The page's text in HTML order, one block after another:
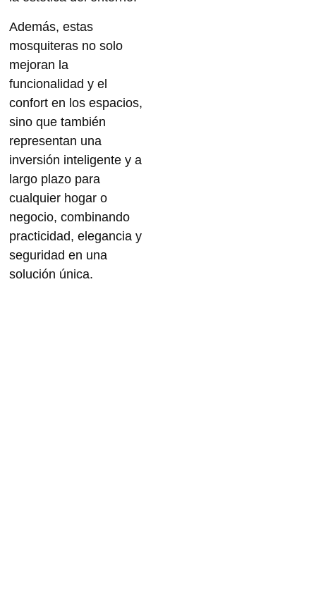
Además, estas
mosquiteras no solo
mejoran la
funcionalidad y el
confort en los espacios,
sino que también
representan una
inversión inteligente y a
largo plazo para
cualquier hogar o
negocio, combinando
practicidad, elegancia y
seguridad en una
solución única.